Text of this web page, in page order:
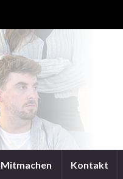
Mitmachen Kontakt